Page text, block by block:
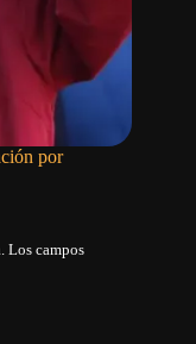
por
Los campos